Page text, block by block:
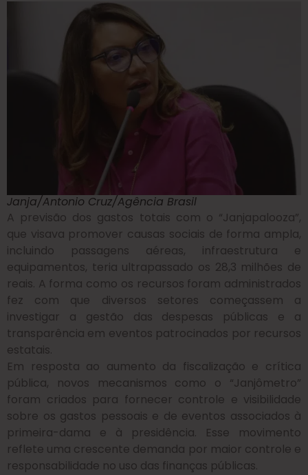
Janja/Antonio Cruz/Agência Brasil
A previsão dos gastos totais com o “Janjapalooza”,
que visava promover causas sociais de forma ampla,
incluindo passagens aéreas, infraestrutura e
equipamentos, teria ultrapassado os 28,3 milhões de
reais. A forma como os recursos foram administrados
fez com que diversos setores começassem a
investigar a gestão das despesas públicas e a
transparência em eventos patrocinados por recursos
estatais.
Em resposta ao aumento da fiscalização e crítica
pública, novos mecanismos como o “Janjômetro”
foram criados para fornecer controle e visibilidade
sobre os gastos pessoais e de eventos associados à
primeira-dama e à presidência. Esse movimento
reflete uma crescente demanda por maior controle e
responsabilidade no uso das finanças públicas.